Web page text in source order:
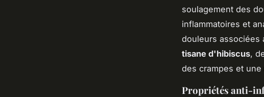
soulagement des
inflammatoires et
douleurs associées
tisane d'hibiscus,
des crampes et
Propriétés anti-